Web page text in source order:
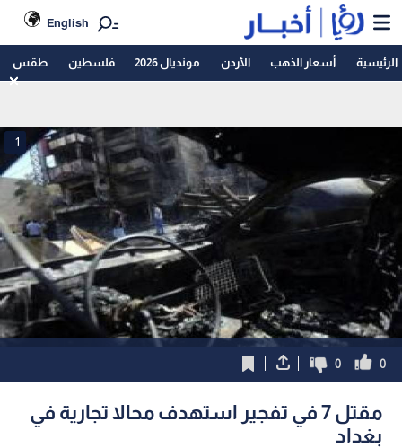
English
الرئيسية أسعار الذهب الأردن مونديال 2026 فلسطين طقس
1
0
0
مقتل 7 في تفجير استهدف محالا تجارية في
بغداد